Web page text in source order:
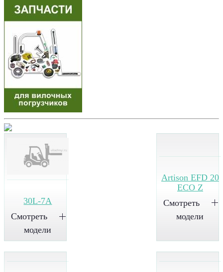
30L-7А
Смотреть
модели
Artison EFD 20
ECO Z
Смотреть
модели